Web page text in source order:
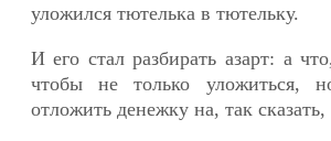
уложился тютелька в тютельку.
И его стал разбирать азарт: а
чтобы не только уложиться,
отложить денежку на, так